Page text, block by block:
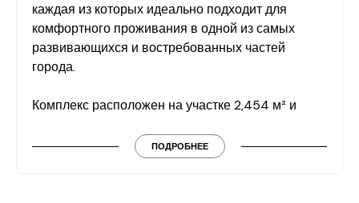
каждая из которых идеально подходит для
комфортного проживания в одной из самых
развивающихся и востребованных частей
города.
Комплекс расположен на участке 2,454 м² и
удобное пространство для жилья и
предоставляет жителям приватность и комфорт.
ПОДРОБНЕЕ